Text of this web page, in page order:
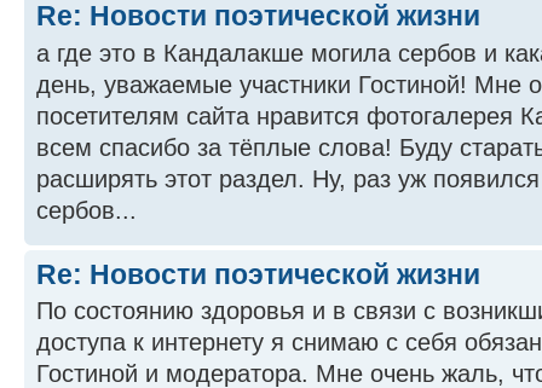
Re: Новости поэтической жизни
а где это в Кандалакше могила сербов и
день, уважаемые участники Гостиной! Мне
посетителям сайта нравится фотогалерея
всем спасибо за тёплые слова! Буду
расширять этот раздел. Ну, раз уж
сербов...
Re: Новости поэтической жизни
По состоянию здоровья и в связи с
доступа к интернету я снимаю с себя
Гостиной и модератора. Мне очень жаль,